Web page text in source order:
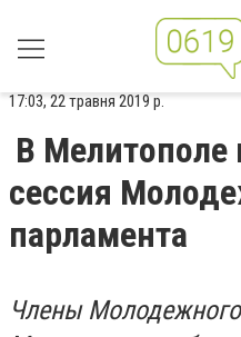
17:03, 22 травня 2019 р.
В Мелитополе
сессия
парламента
Члены